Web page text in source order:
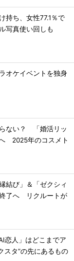
持ち、女性77.1％で
写真使い回しも
オケイベントを独身
らない？ 「婚活リッ
2025年のコスメト
結び」＆「ゼクシィ
了へ リクルートが
恋人」はどこまでア
スタ”の先にあるもの